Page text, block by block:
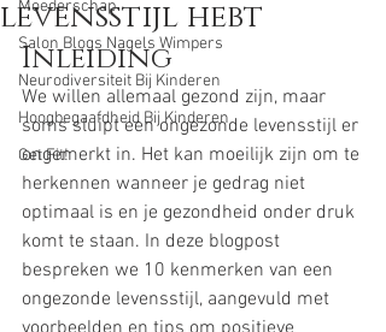
Moederschap
Salon Blogs Nagels Wimpers
Neurodiversiteit Bij Kinderen
Hoogbegaafdheid Bij Kinderen
Get Fit!
levensstijl hebt
Inleiding
We willen allemaal gezond zijn, maar
soms sluipt een ongezonde levensstijl er
ongemerkt in. Het kan moeilijk zijn om te
herkennen wanneer je gedrag niet
optimaal is en je gezondheid onder druk
komt te staan. In deze blogpost
bespreken we 10 kenmerken van een
ongezonde levensstijl, aangevuld met